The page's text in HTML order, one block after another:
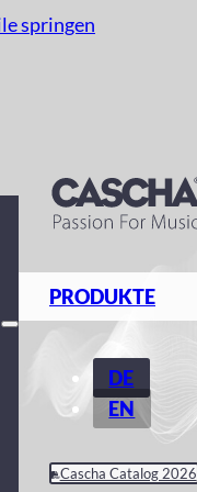
springen
PRODUKTE
DE
EN
Cascha Catalog 2026